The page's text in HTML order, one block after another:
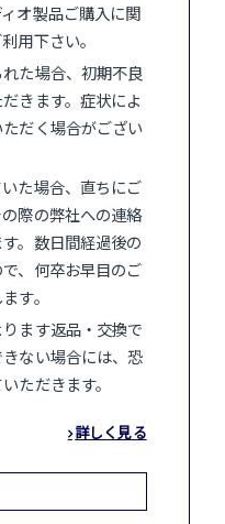
オ製品ご購入に関
用下さい。
た場合、初期不良
きます。症状によ
だく場合がござい
た場合、直ちにご
際の弊社への連絡
。数日間経過後の
、何卒お早目のご
す。
ます返品・交換で
ない場合には、恐
ただきます。
詳しく見る